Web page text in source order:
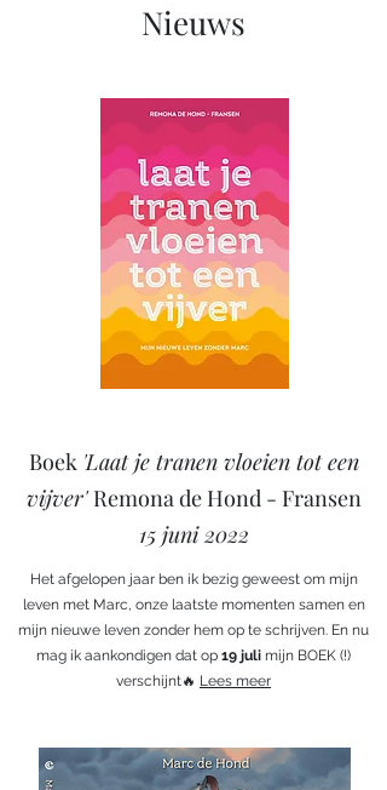
Nieuws
Boek 'Laat je tranen vloeien tot een
vijver'Remona de Hond - Fransen
15 juni 2022
Het afgelopen jaar ben ik bezig geweest om mijn
leven met Marc, onze laatste momenten samen en
mijn nieuwe leven zonder hem op te schrijven. En nu
mag ik aankondigen dat op 19 juli mijn BOEK (!)
verschijnt🔥 Lees meer